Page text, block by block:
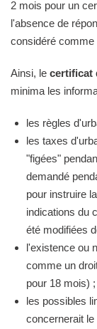
2 mois pour un
l'absence de
considéré
Ainsi, le certificat
minima les
les règles
les taxes
"figées"
demandé
pour instruire
indications du
été modifiées
l'existence ou
comme un
pour 18 mois) ;
les possibles
concernerait le